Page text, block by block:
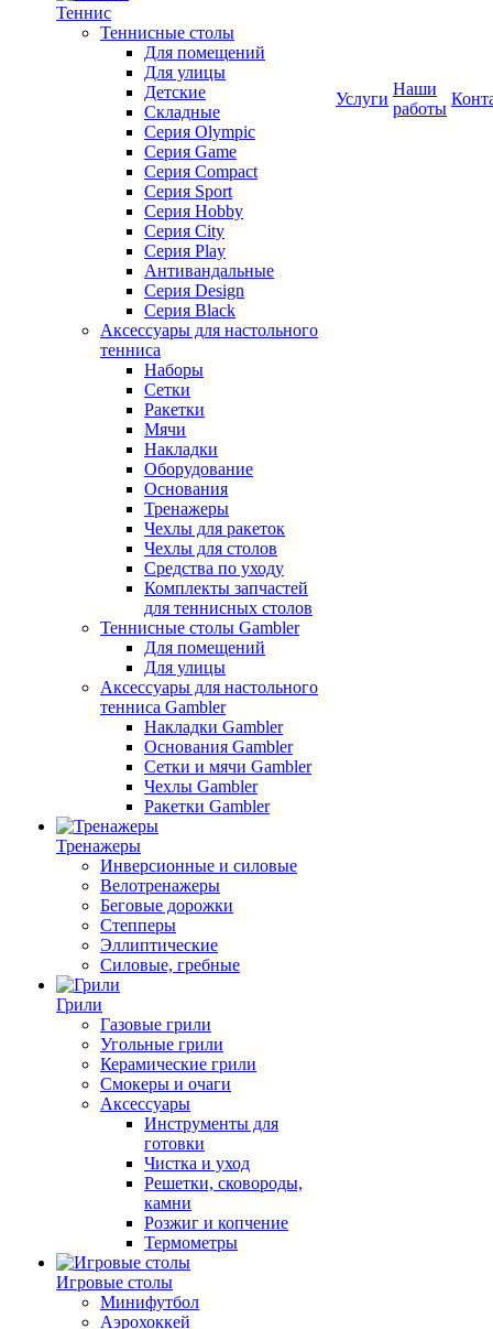
Теннис
Теннисные столы
Для помещений
Для улицы
Детские
Складные
Серия Olympic
Серия Game
Серия Compact
Серия Sport
Серия Hobby
Серия City
Серия Play
Антивандальные
Серия Design
Серия Black
Аксессуары для настольного
тенниса
Наборы
Сетки
Ракетки
Мячи
Накладки
Оборудование
Основания
Тренажеры
Чехлы для ракеток
Чехлы для столов
Средства по уходу
Комплекты запчастей
для теннисных столов
Теннисные столы Gambler
Для помещений
Для улицы
Аксессуары для настольного
тенниса Gambler
Накладки Gambler
Основания Gambler
Сетки и мячи Gambler
Чехлы Gambler
Ракетки Gambler
Тренажеры
Инверсионные и силовые
Велотренажеры
Беговые дорожки
Степперы
Эллиптические
Силовые, гребные
Грили
Газовые грили
Угольные грили
Керамические грили
Смокеры и очаги
Аксессуары
Инструменты для
готовки
Чистка и уход
Решетки, сковороды,
камни
Розжиг и копчение
Термометры
Игровые столы
Минифутбол
Аэрохоккей
Услуги
Наши
работы